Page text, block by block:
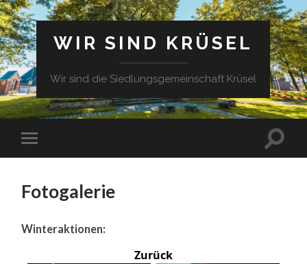
WIR SIND KRÜSEL
Wir sind die Siedlungsgemeinschaft Krüsel
Fotogalerie
Winteraktionen:
Zurück